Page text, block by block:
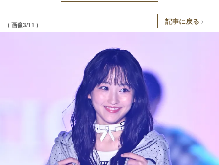
( 画像3/11 ) 記事に戻る